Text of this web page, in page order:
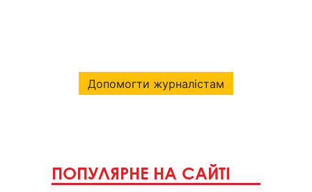
Допомогти журналістам
ПОПУЛЯРНЕ НА САЙТІ